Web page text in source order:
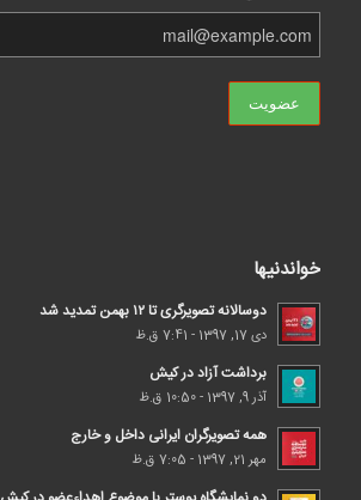
خواندنیها
دوسالانه تصویرگری تا ۱۲ بهمن تمدید شد
دی 17, 1397 - 7:41 ق.ظ
برداشت آزاد در کیش
آذر 9, 1397 - 10:50 ق.ظ
همه تصویرگران ایرانی داخل و خارج
مهر 21, 1397 - 7:05 ق.ظ